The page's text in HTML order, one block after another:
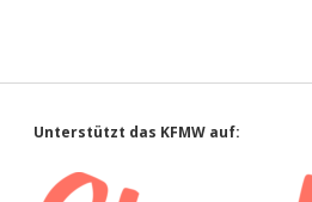
Sidebar
Unterstützt das KFMW auf: